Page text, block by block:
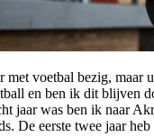
met voetbal bezig, maar
en ben ik dit blijven
jaar was ben ik naar
De eerste twee jaar